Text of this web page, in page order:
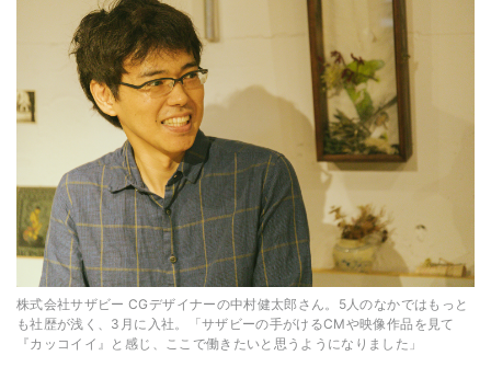
株式会社サザビー CGデザイナーの中村健太郎さん。5人のなかではもっと
も社歴が浅く、3月に入社。「サザビーの手がけるCMや映像作品を見て
『カッコイイ』と感じ、ここで働きたいと思うようになりました」